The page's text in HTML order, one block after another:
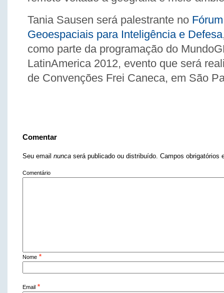
Tania Sausen será palestrante no
Geoespaciais para Inteligência e Defesa
como parte da programação do
LatinAmerica 2012, evento que será
de Convenções Frei Caneca, em São
Comentar
Seu email nunca será publicado ou distribuído. Campos
Comentário
Nome *
Email *